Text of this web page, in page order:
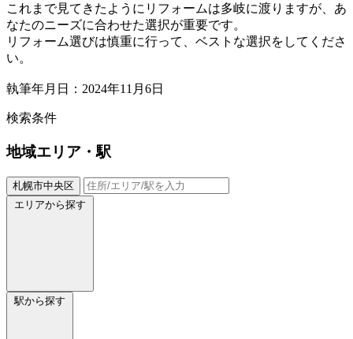
これまで見てきたようにリフォームは多岐に渡りますが、あ
なたのニーズに合わせた選択が重要です。
リフォーム選びは慎重に行って、ベストな選択をしてくださ
い。
執筆年月日：2024年11月6日
検索条件
地域エリア・駅
札幌市中央区
エリアから探す
駅から探す